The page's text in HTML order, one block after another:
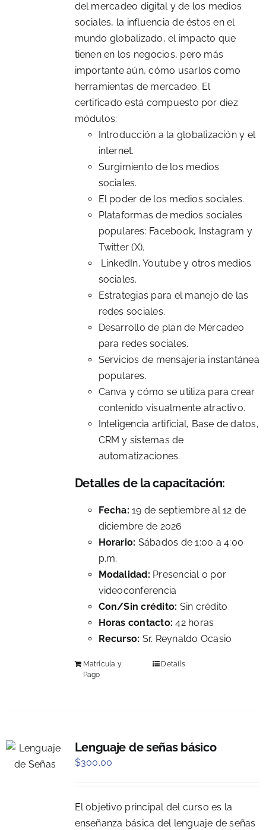
del mercadeo digital y de los medios
sociales, la influencia de éstos en el
mundo globalizado, el impacto que
tienen en los negocios, pero más
importante aún, cómo usarlos como
herramientas de mercadeo. El
certificado está compuesto por diez
módulos:
Introducción a la globalización y el
internet.
Surgimiento de los medios
sociales.
El poder de los medios sociales.
Plataformas de medios sociales
populares: Facebook, Instagram y
Twitter (X).
LinkedIn, Youtube y otros medios
sociales.
Estrategias para el manejo de las
redes sociales.
Desarrollo de plan de Mercadeo
para redes sociales.
Servicios de mensajería instantánea
populares.
Canva y cómo se utiliza para crear
contenido visualmente atractivo.
Inteligencia artificial, Base de datos,
CRM y sistemas de
automatizaciones.
Detalles de la capacitación:
Fecha:19 de septiembre al 12 de
diciembre de 2026
Horario: Sábados de 1:00 a 4:00
p.m.
Modalidad: Presencial o por
videoconferencia
Con/Sin crédito: Sin crédito
Horas contacto: 42 horas
Recurso: Sr. Reynaldo Ocasio
Matrícula y
Pago
Details
Lenguaje de señas básico
$300.00
El objetivo principal del curso es la
enseñanza básica del lenguaje de señas